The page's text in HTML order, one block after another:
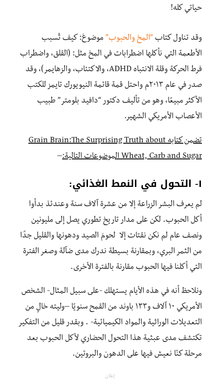
حياتي كله!
وقد تناول كتاب “المخ والحبوب” موضوعَ: كيف تُسبب
الأطعمة التي نأكلها اضطرابات في المخ مثل: (القلق، واضطراب
فرط الحركة وقلة الانتباه ADHD، والاكتئاب، والزهايمر)، وقد
صدر في عام ٢٠١٣م
واحتل قمة قائمة النيويورك تايمز للكتب
الأكثر مبيعًا، وهو من تأليف دكتور “دافيد بلومتر” طبيب
الأعصاب الأمريكي الشهير.
تضمن كتابه Grain Brain:The Surprising Truth about
Wheat, Carb and Sugar الموضوعات التالية:
–
١- التحول في النمط الغذائي:
لم يعرف البشر الزراعة إلا من عشرة آلاف سنة وعندئذ بدأوا
أكل الحبوب. لكن على مدار تاريخ تطوري يصل إلى مليونين
ونصف عام لم نكن نقتات إلا لحومَ الصيد ودهونها والقليل جدًا
من الثمر البري، وبمقارنة بسيطة ندرك مدى ضآلة وصغر الفترة
التي أكلنا فيها الحبوب مقارنة بالفترة الأخرى.
ونلاحظ أنه في هذه الأيام يستهلك -على سبيل المثال- الشخص
الأمريكي ١٠ آلاف و١٣٣ باوند من القمح سنويًا –
وليته خالٍ من
التعديلات الوراثية والمواد الكيميائية- . وبقدر قليل من التفكير
تكتشف مدى عبثية هذا التحول الحضاري لأكل الحبوب بعد
مرحلة كنّا نعيش فيها على الدهون والبروتين.
إعلان